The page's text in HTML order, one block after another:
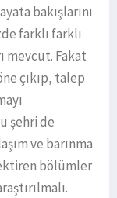
bakışlarını
farklı farklı
mevcut. Fakat
çıkıp, talep
şehri de
ve barınma
bölümler